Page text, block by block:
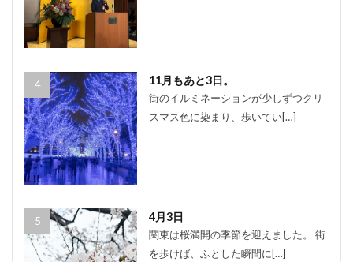
11月もあと3日。
街のイルミネーションが少しずつクリ
スマス色に染まり、歩いてい[…]
4月3日
関東は桜満開の季節を迎えました。 街
を歩けば、ふとした瞬間に[…]